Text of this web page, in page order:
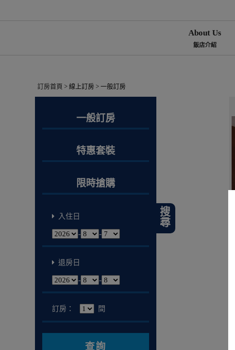
About Us
飯店介紹
訂房首頁 > 線上訂房 > 一般訂房
一般訂房
特惠套裝
限時搶購
搜尋
入住日
- -
退房日
- -
訂房： 間